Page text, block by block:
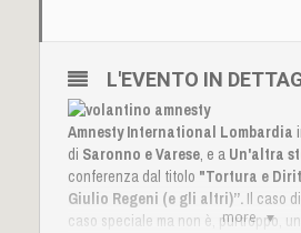
more
L'EVENTO IN
Amnesty International Lombardia
di Saronno e Varese, e a Un'altra
conferenza dal titolo "Tortura e
Giulio Regeni (e gli altri)”. Il caso di
caso speciale ma non è, purtroppo,